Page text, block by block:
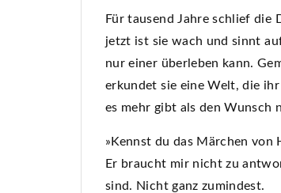
Für tausend Jahre schlief die
jetzt ist sie wach und sinnt
nur einer überleben kann.
erkundet sie eine Welt, die
es mehr gibt als den Wunsch
»Kennst du das Märchen von
Er braucht mir nicht zu
sind. Nicht ganz zumindest.